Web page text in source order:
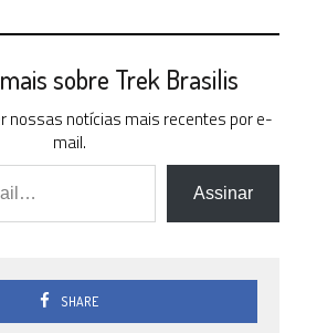
sobre Trek Brasilis
nossas notícias mais recentes por e-
mail.
Assinar
SHARE